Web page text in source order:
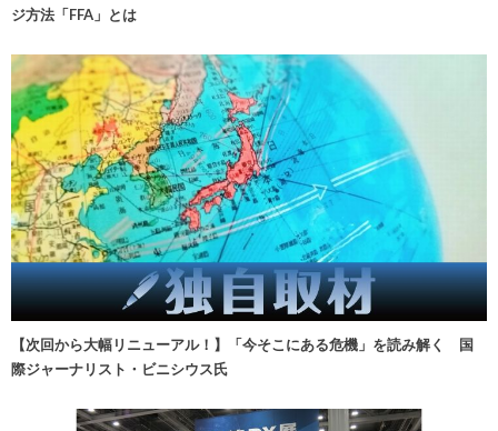
ジ方法「FFA」とは
【次回から大幅リニューアル！】「今そこにある危機」を読み解く 国
際ジャーナリスト・ビニシウス氏